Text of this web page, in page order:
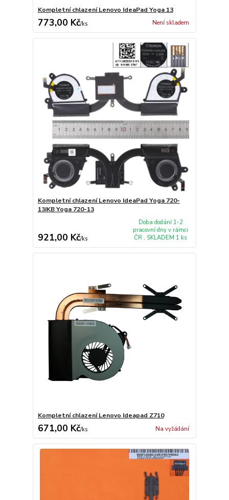
Kompletní chlazení Lenovo IdeaPad Yoga 13
773,00 Kč/ks Není skladem
Kompletní chlazení Lenovo IdeaPad Yoga 720-
13IKB Yoga 720-13
921,00 Kč/ks
Doba dodání 1-2
pracovní dny v rámci
ČR , SKLADEM 1 ks
Kompletní chlazení Lenovo Ideapad Z710
671,00 Kč/ks Na vyžádání